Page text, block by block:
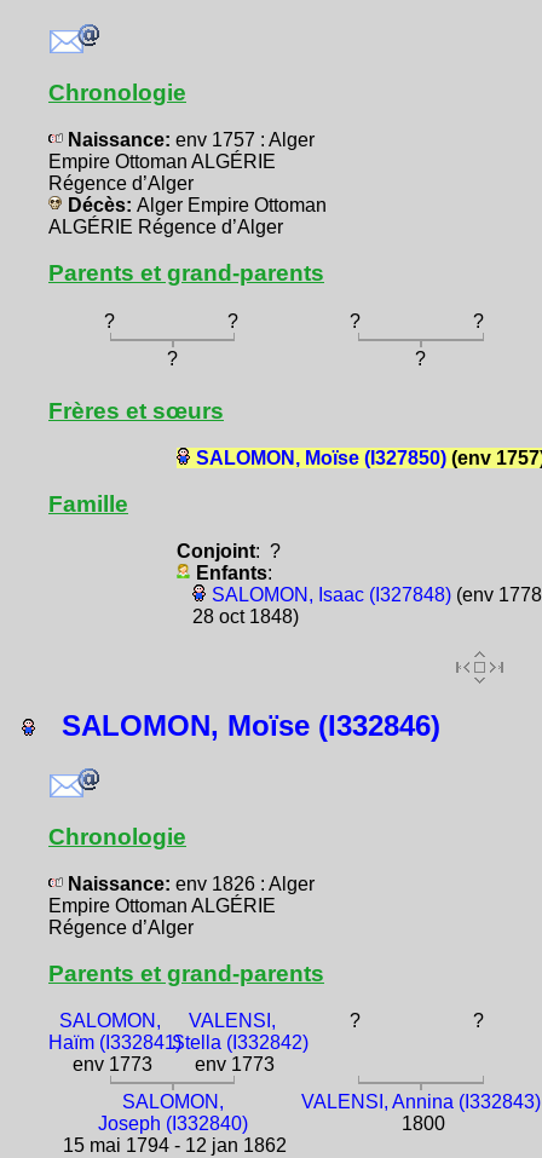
Chronologie
Naissance: env 1757 : Alger
Empire Ottoman ALGÉRIE
Régence d’Alger
Décès: Alger Empire Ottoman
ALGÉRIE Régence d’Alger
Parents et grand-parents
? ? ?
?
?
?
Frères et sœurs
SALOMON, Moïse (I327850)(env
Famille
Conjoint: ?
Enfants:
SALOMON, Isaac (I327848)(env
28 oct 1848)
SALOMON, Moïse (I332846)
Chronologie
Naissance: env 1826 : Alger
Empire Ottoman ALGÉRIE
Régence d’Alger
Parents et grand-parents
SALOMON,
Haïm (I332841)
env 1773
VALENSI,
Stella (I332842)
env 1773
? ?
SALOMON,
Joseph (I332840)
15 mai 1794 - 12 jan 1862
VALENSI, Annina (I332843)
1800